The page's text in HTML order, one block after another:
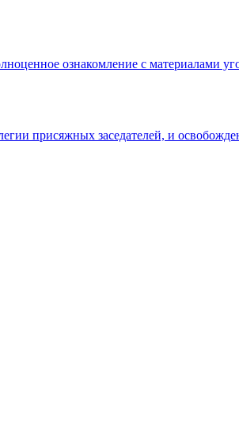
ознакомление с материалами
присяжных заседателей, и